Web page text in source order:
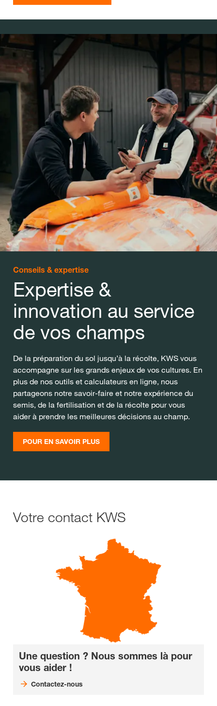
Conseils & expertise
Expertise &
innovation au service
de vos champs
De la préparation du sol jusqu’à la récolte, KWS vous
accompagne sur les grands enjeux de vos cultures. En
plus de nos outils et calculateurs en ligne, nous
partageons notre savoir-faire et notre expérience du
semis, de la fertilisation et de la récolte pour vous
aider à prendre les meilleures décisions au champ.
POUR EN SAVOIR PLUS
Votre contact KWS
Une question ? Nous sommes là pour
vous aider !
Contactez-nous